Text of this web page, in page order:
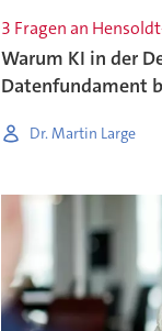
3 Fragen an
Warum KI in der
Datenfundament
Dr. Martin Large